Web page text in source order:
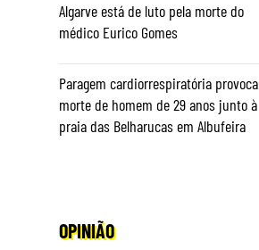
Algarve está de luto pela morte do
médico Eurico Gomes
Paragem cardiorrespiratória provoca
morte de homem de 29 anos junto à
praia das Belharucas em Albufeira
OPINIÃO